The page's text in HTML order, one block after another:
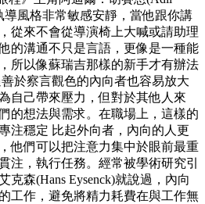
導風格非常敏感安靜，當他跟你講
從來不會從導演椅上大喊或請助理
的溝通不只是言語，更像是一種能
所以像蘇瑞吉那樣的新手才有辦法
於察言觀色的內向者也容易放大
自己帶來壓力，但對於其他人來
的想法與需求。在職場上，這樣的
注穩定 比起外向者，內向的人更
他們可以把注意力集中於眼前最重
注，執行任務。經常被學術研究引
克森(Hans Eysenck)就說過，內向
工作，避免將精力耗費在與工作無